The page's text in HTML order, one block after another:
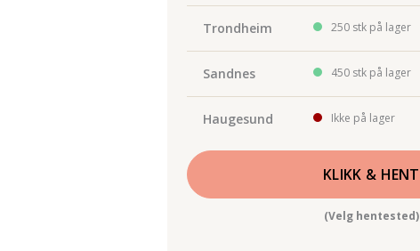
Trondheim 250 stk på lager
Sandnes 450 stk på lager
Haugesund Ikke på lager
KLIKK & HENT
(Velg hentested)